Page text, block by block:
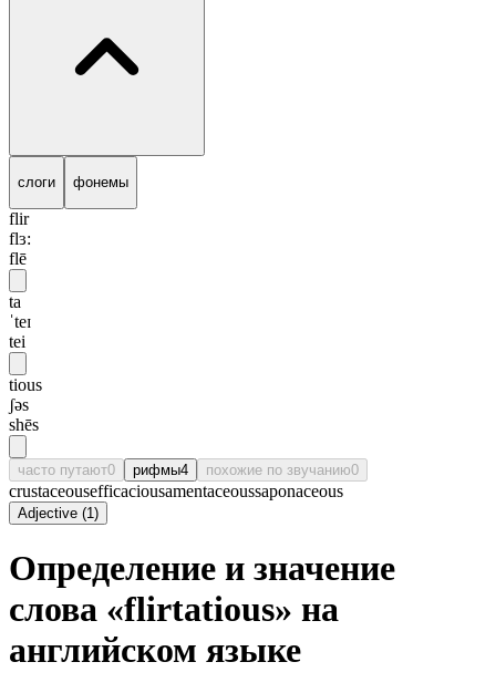
слоги фонемы
flir
flɜ:
flē
ta
ˈteɪ
tei
tious
ʃəs
shēs
часто путают0 рифмы4 похожие по звучанию0
crustaceousefficaciousamentaceoussaponaceous
Adjective (1)
Определение и значение
слова «flirtatious» на
английском языке